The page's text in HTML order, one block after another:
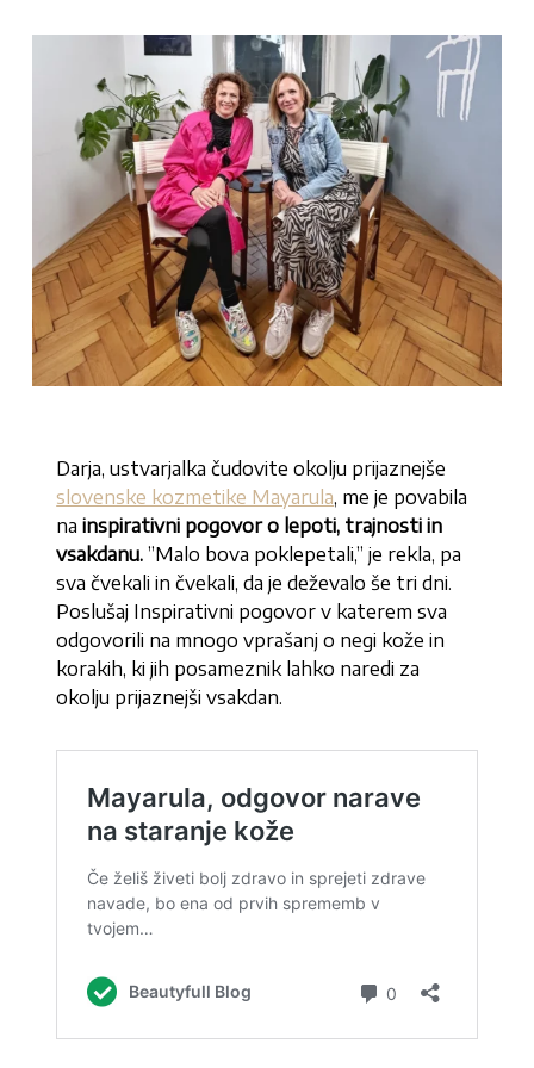
Darja, ustvarjalka čudovite okolju prijaznejše
slovenske kozmetike Mayarula, me je povabila
nainspirativni pogovor o lepoti, trajnosti in
vsakdanu. ”Malo bova poklepetali,” je rekla, pa
sva čvekali in čvekali, da je deževalo še tri dni.
Poslušaj Inspirativni pogovor v katerem sva
odgovorili na mnogo vprašanj o negi kože in
korakih, ki jih posameznik lahko naredi za
okolju prijaznejši vsakdan.